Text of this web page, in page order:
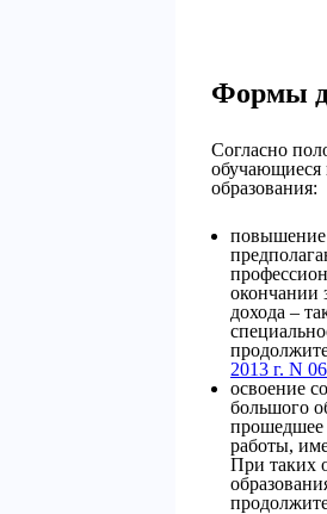
Формы
Согласно
обучающиеся
образования:
повышение
окончании
дохода –
2013 г. N
освоение
большого
прошедшее
работы,
При таких